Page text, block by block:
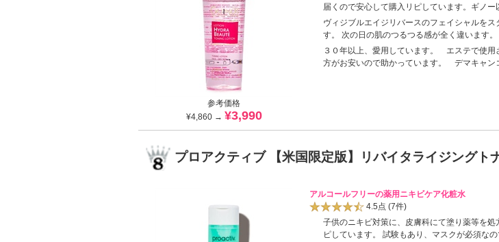
参考価格
¥4,860 → ¥3,990
届くので安心して購入リピしています。ギノー
ヴィジブルエイジリバースのフェイシャルを
す。 次の日の肌のつるつる感が全く違います
３０年以上、愛用しています。 エステで使用
方がお安いので助かっています。 デマキャン
プロアクティブ 【米国限定版】リバイタライジングト
アルコールフリーの薬用ニキビケア化粧水
4.5点 (7件)
子供のニキビ対策に、皮膚科にて塗り薬等を
ピしています。 試験もあり、マスクが必須な